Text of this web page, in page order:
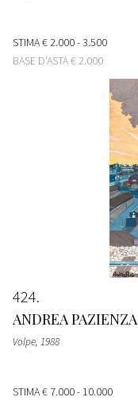
STIMA€ 2.000 - 3.500
BASE D'ASTA€ 2.000
424
ANDREA PAZIENZA
Volpe, 1988
STIMA€ 7.000 - 10.000